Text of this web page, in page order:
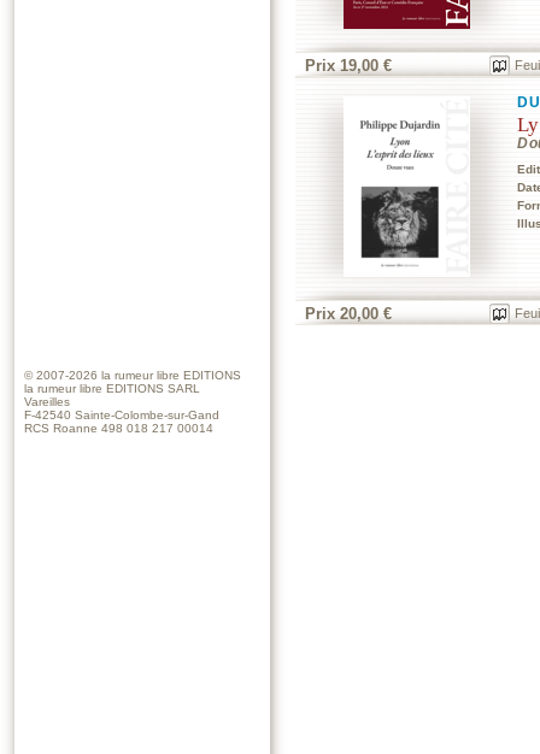
Prix 19,00 €
Prix 20,00 €
© 2007-2026 la rumeur libre EDITIONS
la rumeur libre EDITIONS SARL
Vareilles
F-42540 Sainte-Colombe-sur-Gand
RCS Roanne 498 018 217 00014